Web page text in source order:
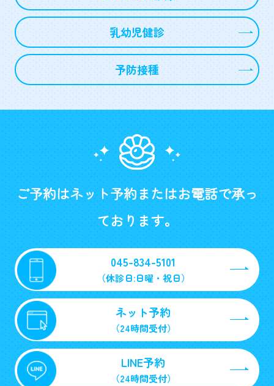
乳幼児健診
予防接種
ご予約はネット予約またはお電話で承っ
ております。
045-834-5101
（休診日:日曜・祝日）
ネット予約
（24時間受付）
LINE予約
（24時間受付）